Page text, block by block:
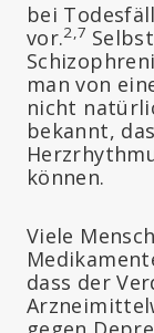
bei
vor.2,7
man von
nicht
bekannt,
können.
Viele
dass der